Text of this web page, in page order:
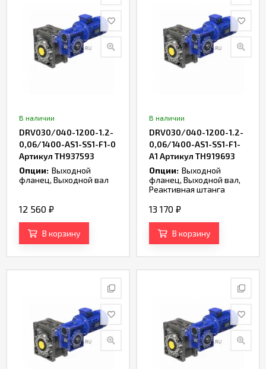
В наличии
DRV030/040-1200-1.2-
0,06/1400-AS1-SS1-F1-0
Артикул TH937593
Опции: Выходной
фланец, Выходной вал
12 560 ₽
В корзину
В наличии
DRV030/040-1200-1.2-
0,06/1400-AS1-SS1-F1-
A1 Артикул TH919693
Опции: Выходной
фланец, Выходной вал,
Реактивная штанга
13 170 ₽
В корзину